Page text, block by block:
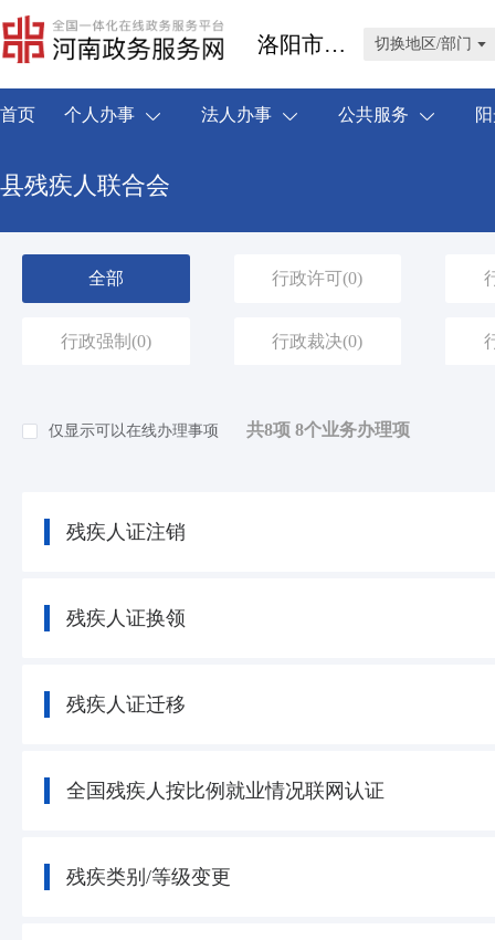
洛阳市伊川县 切换地区/部门
首页 个人办事 法人办事 公共服务
县残疾人联合会
全部 行政许可(0)
行政强制 (0) 行政裁决(0)
仅显示可以在线办理事项 共8项 8个业务办理项
残疾人证注销
残疾人证换领
残疾人证迁移
全国残疾人按比例就业情况联网认证
残疾类别/等级变更